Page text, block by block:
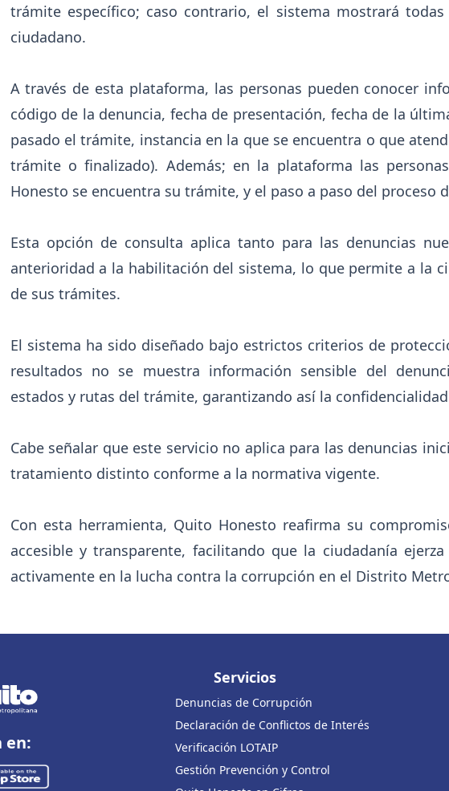
trámite específico; caso contrario, el sistema mostrará
ciudadano.
A través de esta plataforma, las personas pueden conocer
código de la denuncia, fecha de presentación, fecha de la
pasado el trámite, instancia en la que se encuentra o que
trámite o finalizado). Además; en la plataforma las
Honesto se encuentra su trámite, y el paso a paso del proceso
Esta opción de consulta aplica tanto para las denuncias
anterioridad a la habilitación del sistema, lo que permite a la
de sus trámites.
El sistema ha sido diseñado bajo estrictos criterios de
resultados no se muestra información sensible del
estados y rutas del trámite, garantizando así la
Cabe señalar que este servicio no aplica para las denuncias
tratamiento distinto conforme a la normativa vigente.
Con esta herramienta, Quito Honesto reafirma su
accesible y transparente, facilitando que la ciudadanía
activamente en la lucha contra la corrupción en el Distrito
en:
Servicios
Denuncias de Corrupción
Declaración de Conflictos de Interés
Verificación LOTAIP
Gestión Prevención y Control